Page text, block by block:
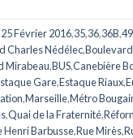
25 Février 2016,35,36,36B,49
Charles Nédélec,
Mirabeau,BUS,Canebière
Gare,Estaque Riaux,
,Marseille,Métro
,Quai de la Fraternité,
Henri Barbusse,Rue Mirès,